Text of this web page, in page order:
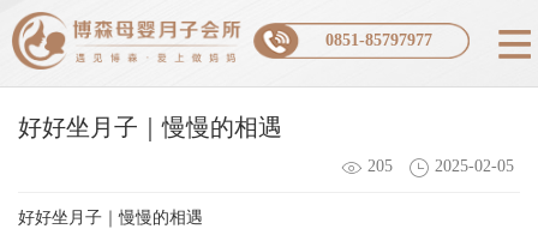
0851-85797977
好好坐月子｜慢慢的相遇
205 2025-02-05
好好坐月子｜慢慢的相遇